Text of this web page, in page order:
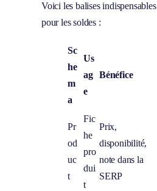
Voici les balises indispensables
pour les soldes :
Sc
he
m
a
Us
ag
e
Bénéfice
Pr
od
uc
t
Fic
he
pro
dui
t
Prix,
disponibilité,
note dans la
SERP